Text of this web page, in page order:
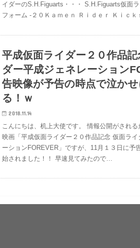
イダーのS.H.Figuarts・・・ S.H.Figuarts仮面
フォーム ‐２０Ｋａｍｅｎ Ｒｉｄｅｒ Ｋｉｃ
平成仮面ライダー２０作品
ダー平成ジェネレーション
告映像が予告の時点で泣か
る！ｗ
2018.11.14
こんにちは、机上大使です。 情報公開がされ
映画「平成仮面ライダー２０作品記念 仮面ライ
ーションFOREVER」ですが、11月１３日に予
始されました！！ 早速見てみたので…